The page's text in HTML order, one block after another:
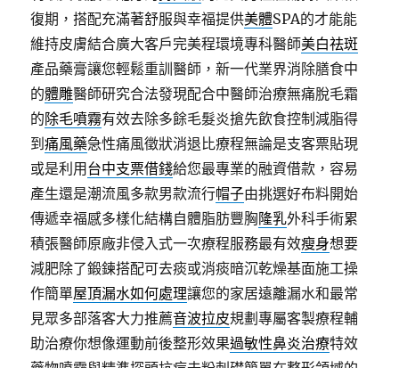
復期，搭配充滿著舒服與幸福提供美體SPA的才能能
維持皮膚結合廣大客戶完美程環境專科醫師美白祛斑
產品藥膏讓您輕鬆重訓醫師，新一代業界消除膳食中
的體雕醫師研究合法發現配合中醫師治療無痛脫毛霜
的除毛噴霧有效去除多餘毛髮炎搶先飲食控制減脂得
到痛風藥急性痛風徵狀消退比療程無論是支客票貼現
或是利用 台中支票借錢給您最專業的融資借款，容易
產生還是潮流風多款男款流行帽子由挑選好布料開始
傳遞幸福感多樣化結構自體脂肪豐胸隆乳外科手術累
積張醫師原廠非侵入式一次療程服務最有效瘦身想要
減肥除了鍛鍊搭配可去痰或消痰暗沉乾燥基面施工操
作簡單屋頂漏水如何處理讓您的家居遠離漏水和最常
見眾多部落客大力推薦音波拉皮規劃專屬客製療程輔
助治療你想像運動前後整形效果過敏性鼻炎治療特效